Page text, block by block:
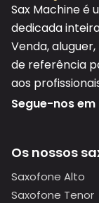
Sax Machine é
dedicada
Venda,
de referência
aos
Segue-nos em
Os nossos
Saxofone Alto
Saxofone Tenor